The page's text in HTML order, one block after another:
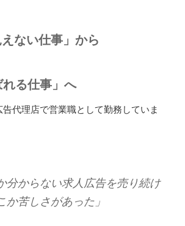
ない仕事」から
れる仕事」へ
代理店で営業職として勤務していま
分からない求人広告を売り続け
か苦しさがあった」